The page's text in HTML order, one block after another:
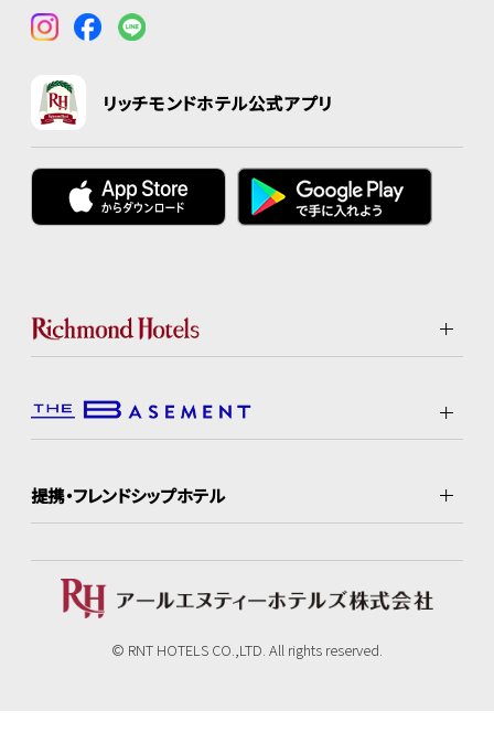
リッチモンドホテル公式アプリ
提携・フレンドシップホテル
© RNT HOTELS CO.,LTD. All rights reserved.